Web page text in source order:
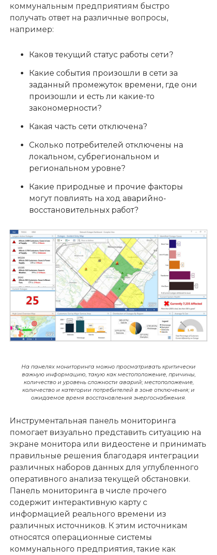
коммунальным предприятиям быстро
получать ответ на различные вопросы,
например:
Каков текущий статус работы сети?
Какие события произошли в сети за
заданный промежуток времени, где они
произошли и есть ли какие-то
закономерности?
Какая часть сети отключена?
Сколько потребителей отключены на
локальном, субрегиональном и
региональном уровне?
Какие природные и прочие факторы
могут повлиять на ход аварийно-
восстановительных работ?
На панелях мониторинга можно просматривать критически
важную информацию, такую как местоположение, причины,
количество и уровень сложности аварий; местоположение,
количество и категории потребителей в зоне отключения; и
ожидаемое время восстановления энергоснабжения.
Инструментальная панель мониторинга
помогает визуально представить ситуацию на
экране монитора или видеостене и принимать
правильные решения благодаря интеграции
различных наборов данных для углубленного
оперативного анализа текущей обстановки.
Панель мониторинга в числе прочего
содержит интерактивную карту с
информацией реального времени из
различных источников. К этим источникам
относятся операционные системы
коммунального предприятия, такие как